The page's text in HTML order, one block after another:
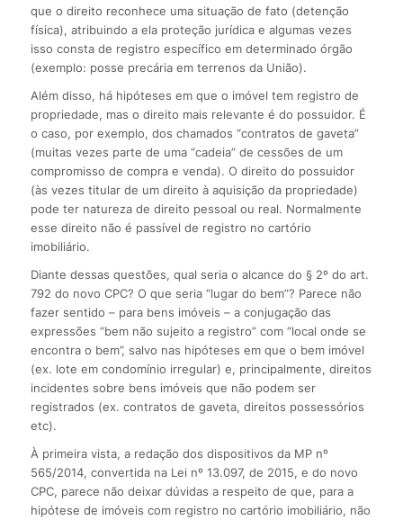
que o direito reconhece uma situação de fato (detenção
física), atribuindo a ela proteção jurídica e algumas vezes
isso consta de registro específico em determinado órgão
(exemplo: posse precária em terrenos da União).
Além disso, há hipóteses em que o imóvel tem registro de
propriedade, mas o direito mais relevante é do possuidor. É
o caso, por exemplo, dos chamados “contratos de gaveta”
(muitas vezes parte de uma “cadeia” de cessões de um
compromisso de compra e venda). O direito do possuidor
(às vezes titular de um direito à aquisição da propriedade)
pode ter natureza de direito pessoal ou real. Normalmente
esse direito não é passível de registro no cartório
imobiliário.
Diante dessas questões, qual seria o alcance do § 2º do art.
792 do novo CPC? O que seria “lugar do bem”? Parece não
fazer sentido – para bens imóveis – a conjugação das
expressões “bem não sujeito a registro” com “local onde se
encontra o bem”, salvo nas hipóteses em que o bem imóvel
(ex. lote em condomínio irregular) e, principalmente, direitos
incidentes sobre bens imóveis que não podem ser
registrados (ex. contratos de gaveta, direitos possessórios
etc).
À primeira vista, a redação dos dispositivos da MP nº
565/2014, convertida na Lei nº 13.097, de 2015, e do novo
CPC, parece não deixar dúvidas a respeito de que, para a
hipótese de imóveis com registro no cartório imobiliário, não